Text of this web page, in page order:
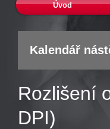
Kalendář
Rozlišení
DPI)
Úvod